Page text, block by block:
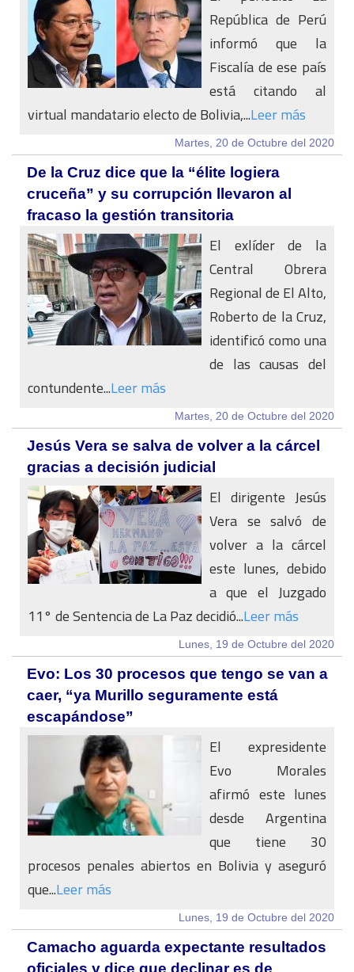
República de Perú
informó que la
Fiscalía de ese país
está citando al
virtual mandatario electo de Bolivia,...Leer más
Martes, 20 de Octubre del 2020
De la Cruz dice que la “élite logiera
cruceña” y su corrupción llevaron al
fracaso la gestión transitoria
El exlíder de la
Central Obrera
Regional de El Alto,
Roberto de la Cruz,
identificó como una
de las causas del
contundente...Leer más
Martes, 20 de Octubre del 2020
Jesús Vera se salva de volver a la cárcel
gracias a decisión judicial
El dirigente Jesús
Vera se salvó de
volver a la cárcel
este lunes, debido
a que el Juzgado
11° de Sentencia de La Paz decidió...Leer más
Lunes, 19 de Octubre del 2020
Evo: Los 30 procesos que tengo se van a
caer, “ya Murillo seguramente está
escapándose”
El expresidente
Evo Morales
afirmó este lunes
desde Argentina
que tiene 30
procesos penales abiertos en Bolivia y aseguró
que...Leer más
Lunes, 19 de Octubre del 2020
Camacho aguarda expectante resultados
oficiales y dice que declinar es de